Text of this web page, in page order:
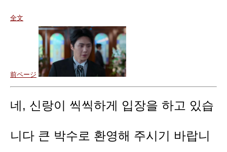
全文
前ページ
네, 신랑이 씩씩하게 입장을 하고 있습
니다 큰 박수로 환영해 주시기 바랍니